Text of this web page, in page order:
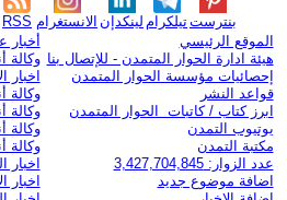
RSS الانستغرام لينكدإن تيلكرامبنترست
الموقع الرئيسي
هيئة ادارة الحوار المتمدن - للإتصال بنا
إحصائيات مؤسسة الحوار المتمدن
قواعد النشر
ابرز كتاب / كاتبات الحوار المتمدن
يوتيوب التمدن
مكتبة التمدن
عدد الزوار: 3,427,704,845
اضافة موضوع جديد
أخبار
وكالة
اخبار
وكالة
وكالة
وكالة
وكالة
اخبار
اخبار